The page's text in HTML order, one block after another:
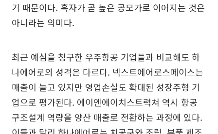
기 때문이다. 흑자가 곧 높은 공모가로 이어지는 것은
아니라는 의미다.
최근 예심을 청구한 우주항공 기업들과 비교해도 하
나에어로의 성격은 다르다. 넥스트에어로스페이스는
매출이 늘고 있지만 영업손실도 확대된 성장주형 기
업으로 평가된다. 에이엔에이치스트럭쳐 역시 항공
구조설계 역량을 양산 매출로 전환하는 과정에 있다.